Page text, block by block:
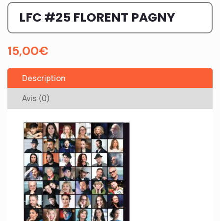
LFC #25 FLORENT PAGNY
15,00€
Description
Avis (0)